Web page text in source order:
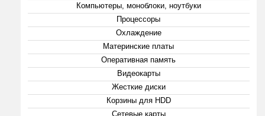
Компьютеры, моноблоки, ноутбуки
Процессоры
Охлаждение
Материнские платы
Оперативная память
Видеокарты
Жесткие диски
Корзины для HDD
Сетевые карты